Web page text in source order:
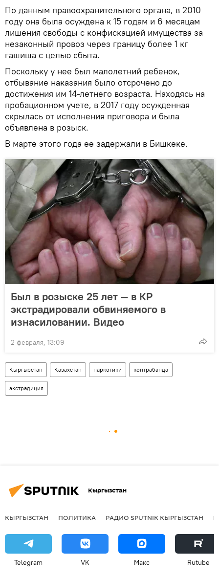
По данным правоохранительного органа, в 2010
году она была осуждена к 15 годам и 6 месяцам
лишения свободы с конфискацией имущества за
незаконный провоз через границу более 1 кг
гашиша с целью сбыта.
Поскольку у нее был малолетний ребенок,
отбывание наказания было отсрочено до
достижения им 14-летнего возраста. Находясь на
пробационном учете, в 2017 году осужденная
скрылась от исполнения приговора и была
объявлена в розыск.
В марте этого года ее задержали в Бишкеке.
Был в розыске 25 лет — в КР
экстрадировали обвиняемого в
изнасиловании. Видео
2 февраля, 13:09
Кыргызстан Казахстан наркотики контрабанда
экстрадиция
Кыргызстан
КЫРГЫЗСТАН ПОЛИТИКА РАДИО SPUTNIK КЫРГЫЗСТАН
Telegram VK Макс Rutube